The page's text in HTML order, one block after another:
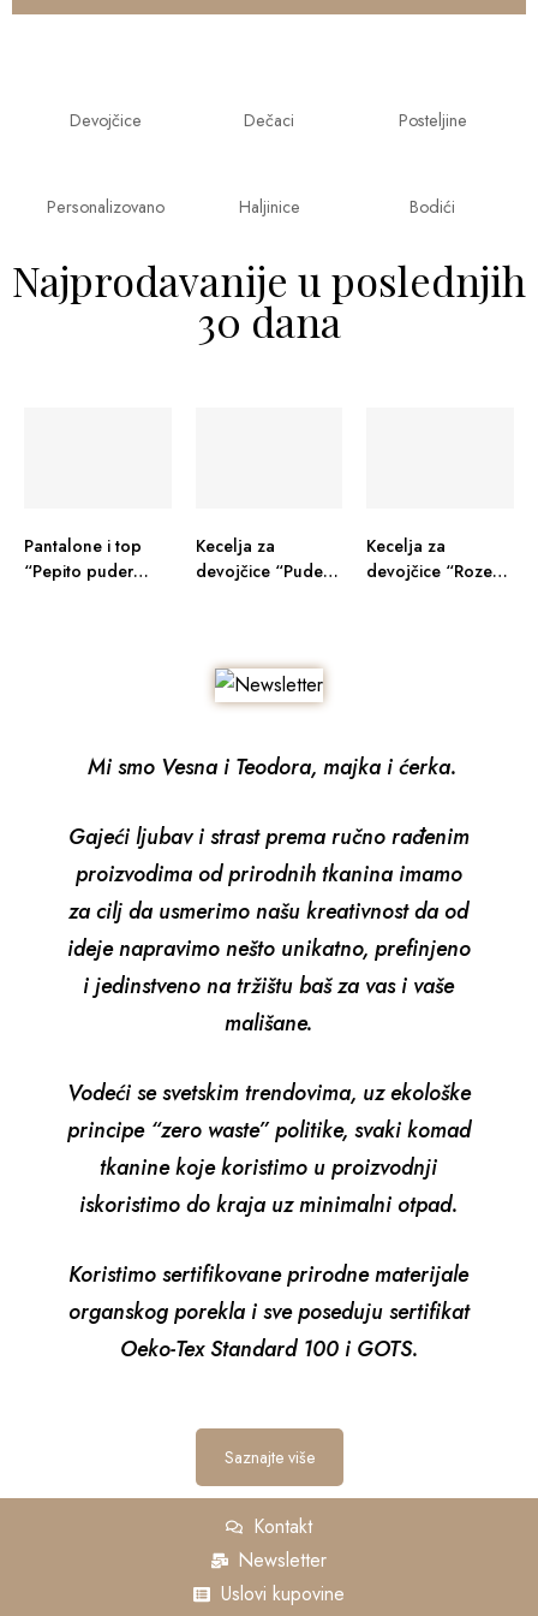
Devojčice Dečaci Posteljine
Personalizovano Haljinice Bodići
Najprodavanije u poslednjih
30 dana
Pantalone i top
“Pepito puder
Kecelja za
devojčice “Puder
Kecelja za
devojčice “Roze
Mi smo Vesna i Teodora, majka i ćerka.
Gajeći ljubav i strast prema ručno rađenim
proizvodima od prirodnih tkanina imamo
za cilj da usmerimo našu kreativnost da od
ideje napravimo nešto unikatno, prefinjeno
i jedinstveno na tržištu baš za vas i vaše
mališane.
Vodeći se svetskim trendovima, uz ekološke
principe “zero waste” politike, svaki komad
tkanine koje koristimo u proizvodnji
iskoristimo do kraja uz minimalni otpad.
Koristimo sertifikovane prirodne materijale
organskog porekla i sve poseduju sertifikat
Oeko-Tex Standard 100 i GOTS.
Saznajte više
Kontakt
Newsletter
Uslovi kupovine